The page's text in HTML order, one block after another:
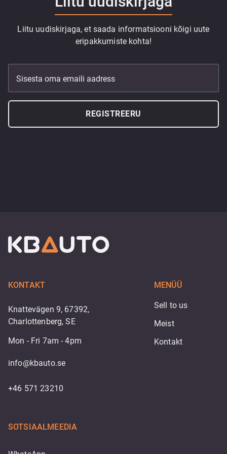
Liitu uudiskirjaga, et saada informatsiooni kõigi uute
eripakkumiste kohta!
Sisesta oma emaili aadress
REGISTREERU
KONTAKT
Knattevägen 9, 67392,
Charlottenberg, SE
Mon - Fri 7am - 4pm
info@kbauto.se
+46 571 23210
MENÜÜ
Sell to us
Meist
Kontakt
SOTSIAALMEEDIA